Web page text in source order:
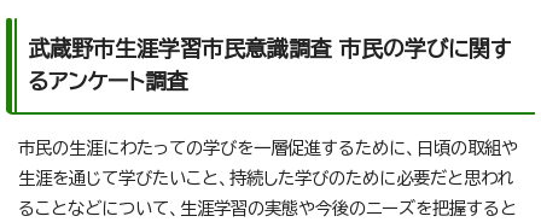
武蔵野市生涯学習市民意識調査 市民の学びに関す
るアンケート調査
市民の生涯にわたっての学びを一層促進するために、日頃の取組や
生涯を通じて学びたいこと、持続した学びのために必要だと思われ
ることなどについて、生涯学習の実態や今後のニーズを把握すると